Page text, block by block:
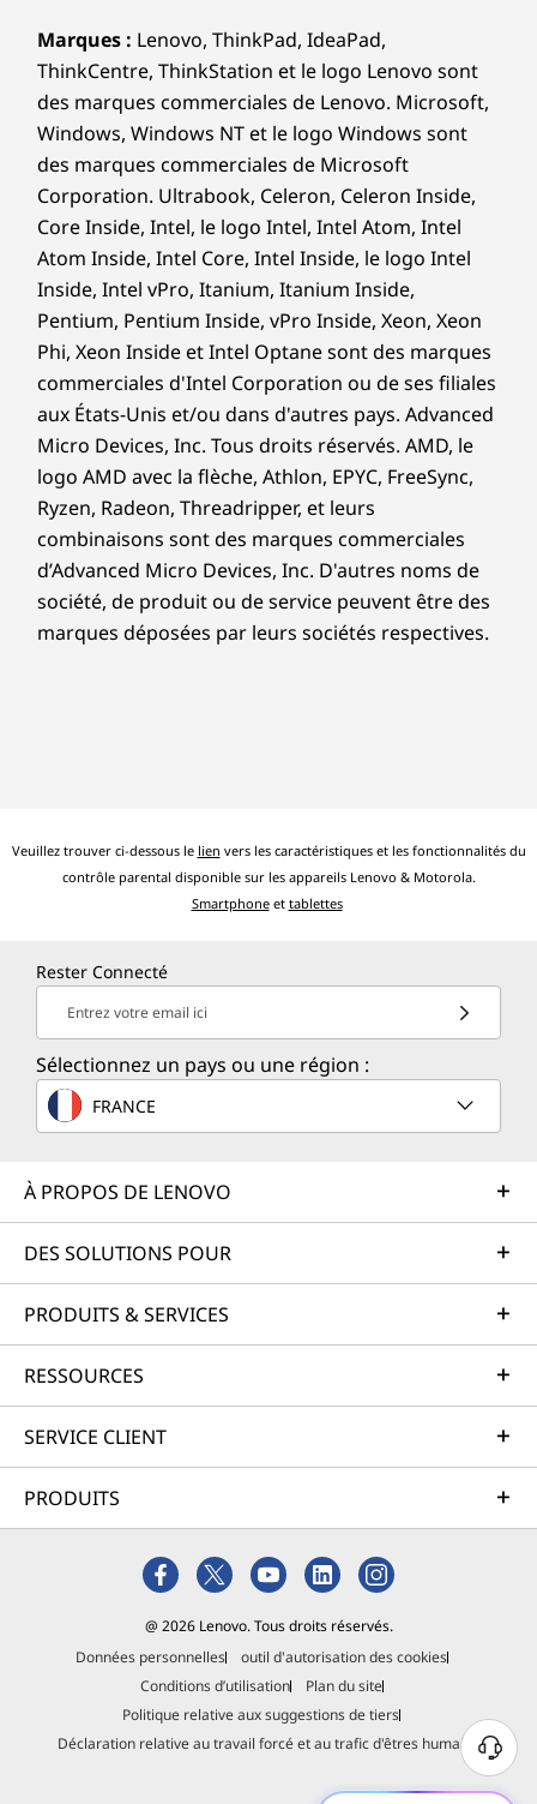
Marques : Lenovo, ThinkPad, IdeaPad,
ThinkCentre, ThinkStation et le logo Lenovo sont
des marques commerciales de Lenovo. Microsoft,
Windows, Windows NT et le logo Windows sont
des marques commerciales de Microsoft
Corporation. Ultrabook, Celeron, Celeron Inside,
Core Inside, Intel, le logo Intel, Intel Atom, Intel
Atom Inside, Intel Core, Intel Inside, le logo Intel
Inside, Intel vPro, Itanium, Itanium Inside,
Pentium, Pentium Inside, vPro Inside, Xeon, Xeon
Phi, Xeon Inside et Intel Optane sont des marques
commerciales d'Intel Corporation ou de ses filiales
aux États-Unis et/ou dans d'autres pays. Advanced
Micro Devices, Inc. Tous droits réservés. AMD, le
logo AMD avec la flèche, Athlon, EPYC, FreeSync,
Ryzen, Radeon, Threadripper, et leurs
combinaisons sont des marques commerciales
d’Advanced Micro Devices, Inc. D'autres noms de
société, de produit ou de service peuvent être des
marques déposées par leurs sociétés respectives.
Veuillez trouver ci-dessous le lien vers les caractéristiques et les fonctionnalités du
contrôle parental disponible sur les appareils Lenovo & Motorola.
Smartphoneet tablettes
Rester Connecté
Entrez votre email ici
Sélectionnez un pays ou une région :
FRANCE
À PROPOS DE LENOVO
DES SOLUTIONS POUR
PRODUITS & SERVICES
RESSOURCES
SERVICE CLIENT
PRODUITS
@ 2026 Lenovo. Tous droits réservés.
Données personnelles
outil d'autorisation des cookies
Conditions d’utilisation
Plan du site
Politique relative aux suggestions de tiers
Déclaration relative au travail forcé et au trafic d'êtres humains